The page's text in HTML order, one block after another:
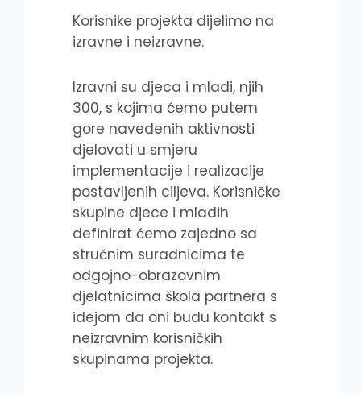
Korisnike projekta dijelimo na
izravne i neizravne.
Izravni su djeca i mladi, njih
300, s kojima ćemo putem
gore navedenih aktivnosti
djelovati u smjeru
implementacije i realizacije
postavljenih ciljeva. Korisničke
skupine djece i mladih
definirat ćemo zajedno sa
stručnim suradnicima te
odgojno-obrazovnim
djelatnicima škola partnera s
idejom da oni budu kontakt s
neizravnim korisničkih
skupinama projekta.